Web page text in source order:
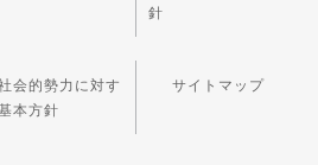
針
会的勢力に対す
本方針
サイトマップ